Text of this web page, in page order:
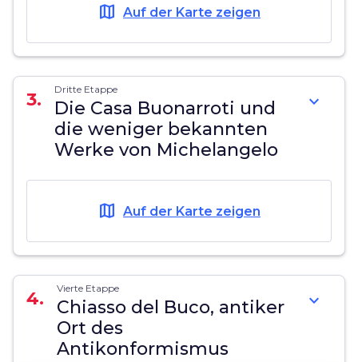
map Auf der Karte zeigen
3. Dritte Etappe
Die Casa Buonarroti und
die weniger bekannten
Werke von Michelangelo
expand_more
map Auf der Karte zeigen
4. Vierte Etappe
Chiasso del Buco, antiker
Ort des
Antikonformismus
expand_more